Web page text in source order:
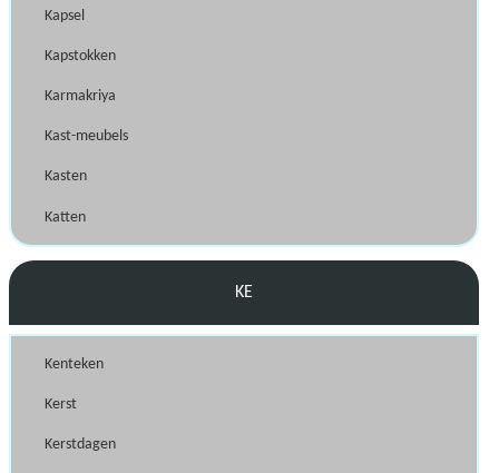
Kapsel
Kapstokken
Karmakriya
Kast-meubels
Kasten
Katten
KE
Kenteken
Kerst
Kerstdagen